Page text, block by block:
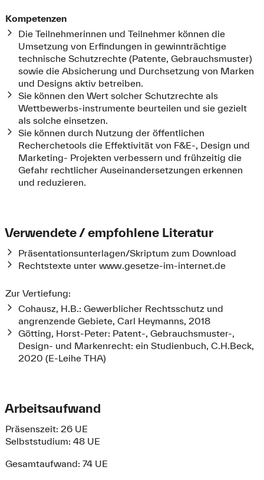
Kompetenzen
Die Teilnehmerinnen und Teilnehmer können die
Umsetzung von Erfindungen in gewinnträchtige
technische Schutzrechte (Patente, Gebrauchsmuster)
sowie die Absicherung und Durchsetzung von Marken
und Designs aktiv betreiben.
Sie können den Wert solcher Schutzrechte als
Wettbewerbs-instrumente beurteilen und sie gezielt
als solche einsetzen.
Sie können durch Nutzung der öffentlichen
Recherchetools die Effektivität von F&E-, Design und
Marketing- Projekten verbessern und frühzeitig die
Gefahr rechtlicher Auseinandersetzungen erkennen
und reduzieren.
Verwendete / empfohlene Literatur
Präsentationsunterlagen/Skriptum zum Download
Rechtstexte unter www.gesetze-im-internet.de
Zur Vertiefung:
Cohausz, H.B.: Gewerblicher Rechtsschutz und
angrenzende Gebiete, Carl Heymanns, 2018
Götting, Horst-Peter: Patent-, Gebrauchsmuster-,
Design- und Markenrecht: ein Studienbuch, C.H.Beck,
2020 (E-Leihe THA)
Arbeitsaufwand
Präsenszeit: 26 UE
Selbststudium: 48 UE
Gesamtaufwand: 74 UE